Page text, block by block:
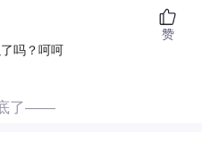
吗？呵呵
赞
了——